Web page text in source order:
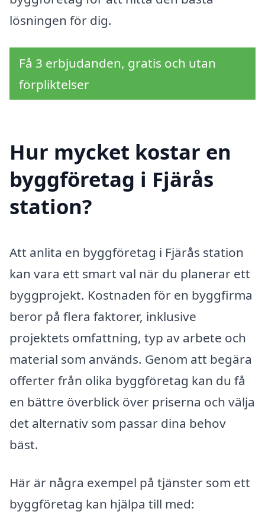
lösningen för dig.
Få 3 erbjudanden, gratis och utan
förpliktelser
Hur mycket kostar en
byggföretag i Fjärås
station?
Att anlita en byggföretag i Fjärås station
kan vara ett smart val när du planerar ett
byggprojekt. Kostnaden för en byggfirma
beror på flera faktorer, inklusive
projektets omfattning, typ av arbete och
material som används. Genom att begära
offerter från olika byggföretag kan du få
en bättre överblick över priserna och välja
det alternativ som passar dina behov
bäst.
Här är några exempel på tjänster som ett
byggföretag kan hjälpa till med: